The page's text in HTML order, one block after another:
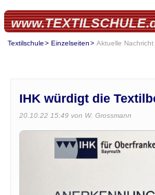
Textilschule Einzelseiten Aktuelle
IHK würdigt die
20.10.22 15:49 von W. Grossmann